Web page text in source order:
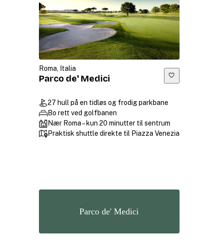
Roma, Italia
Parco de' Medici
27 hull på en tidløs og frodig parkbane
Bo rett ved golfbanen
Nær Roma – kun 20 minutter til sentrum
Praktisk shuttle direkte til Piazza Venezia
Parco de' Medici